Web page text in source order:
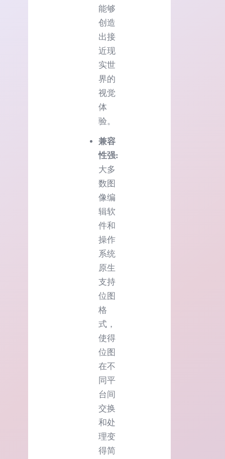
能够
创造
出接
近现
实世
界的
视觉
体
验。
兼容
性强:
大多
数图
像编
辑软
件和
操作
系统
原生
支持
位图
格
式，
使得
位图
在不
同平
台间
交换
和处
理变
得简